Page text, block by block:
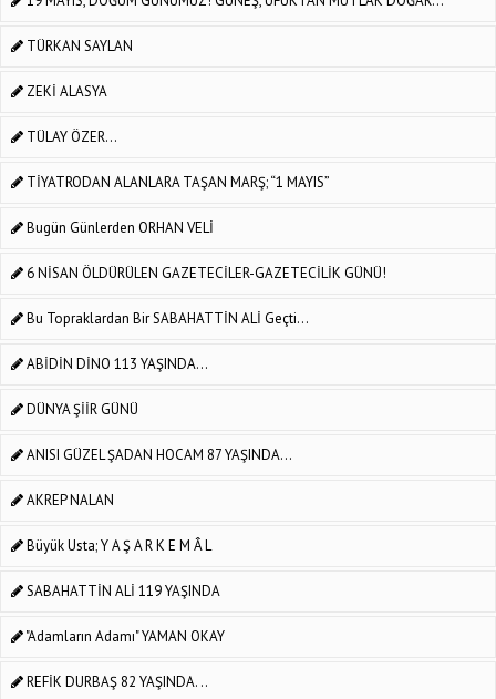
TÜRKAN SAYLAN
ZEKİ ALASYA
TÜLAY ÖZER...
TİYATRODAN ALANLARA TAŞAN MARŞ; “1 MAYIS”
Bugün Günlerden ORHAN VELİ
6 NİSAN ÖLDÜRÜLEN GAZETECİLER-GAZETECİLİK GÜNÜ!
Bu Topraklardan Bir SABAHATTİN ALİ Geçti...
ABİDİN DİNO 113 YAŞINDA...
DÜNYA ŞİİR GÜNÜ
ANISI GÜZEL ŞADAN HOCAM 87 YAŞINDA...
AKREP NALAN
Büyük Usta; Y A Ş A R K E M Â L
SABAHATTİN ALİ 119 YAŞINDA
"Adamların Adamı" YAMAN OKAY
REFİK DURBAŞ 82 YAŞINDA. ..